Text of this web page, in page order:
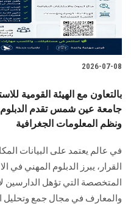
2026-07-08
بالتعاون مع الهيئة القومية
جامعة عين شمس تقدم
ونظم المعلومات الجغرافية
في عالم يعتمد على البيانات
القرار، يبرز الدبلوم المهني في
المتخصصة التي تؤهل الدارسين
والمعارف في مجال جمع وتحليل